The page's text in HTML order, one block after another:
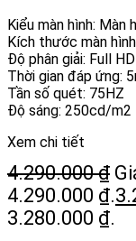
Kiểu màn hình: Màn
Kích thước màn
Độ phân giải: Full
Thời gian đáp ứng:
Tần số quét: 75HZ
Độ sáng: 250cd/m2
Xem chi tiết
4.290.000₫
4.290.000 ₫.
3.280.000 ₫.